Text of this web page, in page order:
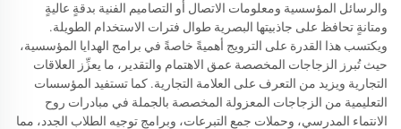
والرسائل المؤسسية ومعلومات الاتصال أو التصاميم الفنية بدقةٍ عاليةٍ
ومتانةٍ تحافظ على جاذبيتها البصرية طوال فترات الاستخدام الطويلة.
ويكتسب هذا القدرة على الترويج أهميةً خاصةً في برامج الهدايا المؤسسية،
حيث تُبرز الزجاجات المخصصة عمق الاهتمام والتقدير، ما يعزِّز العلاقات
التجارية ويزيد من التعرف على العلامة التجارية. كما تستفيد المؤسسات
التعليمية من الزجاجات المعزولة المخصصة بالجملة في مبادرات روح
الانتماء المدرسي، وحملات جمع التبرعات، وبرامج توجيه الطلاب الجدد، مما